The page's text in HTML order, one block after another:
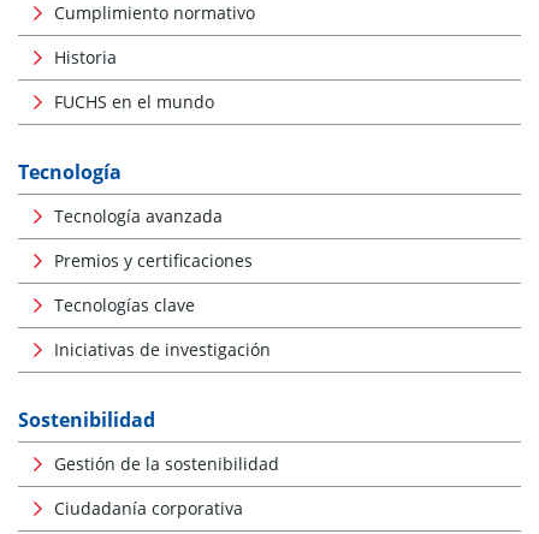
Cumplimiento normativo
Historia
FUCHS en el mundo
Tecnología
Tecnología avanzada
Premios y certificaciones
Tecnologías clave
Iniciativas de investigación
Sostenibilidad
Gestión de la sostenibilidad
Ciudadanía corporativa